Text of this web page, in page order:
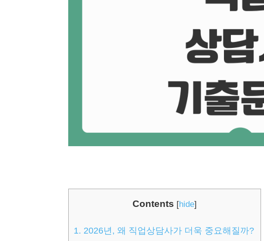
Contents [hide]
1. 2026년, 왜 직업상담사가 더욱 중요해질까?